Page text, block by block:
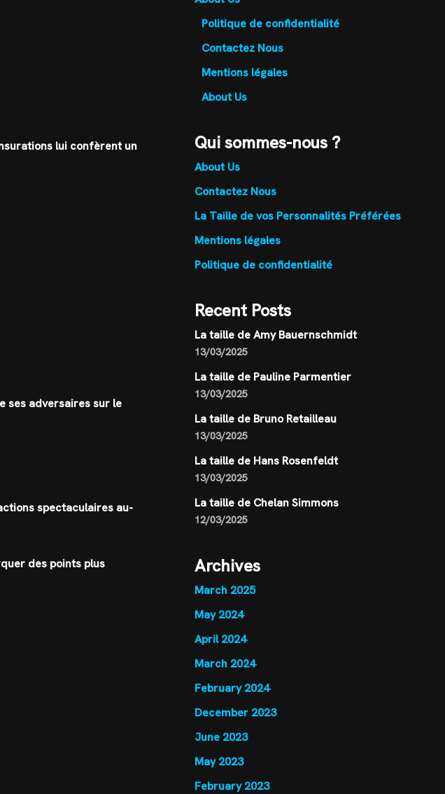
lui confèrent un
ses adversaires sur le
spectaculaires au-
des points plus
Politique de confidentialité
Contactez Nous
Mentions légales
About Us
Qui sommes-nous ?
About Us
Contactez Nous
La Taille de vos Personnalités Préférées
Mentions légales
Politique de confidentialité
Recent Posts
La taille de Amy Bauernschmidt
13/03/2025
La taille de Pauline Parmentier
13/03/2025
La taille de Bruno Retailleau
13/03/2025
La taille de Hans Rosenfeldt
13/03/2025
La taille de Chelan Simmons
12/03/2025
Archives
March 2025
May 2024
April 2024
March 2024
February 2024
December 2023
June 2023
May 2023
February 2023